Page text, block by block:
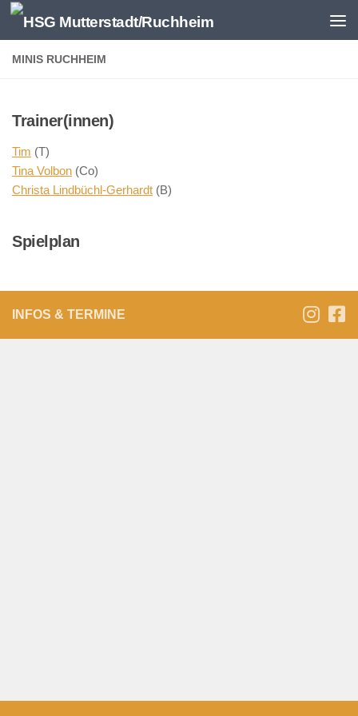
Zum Inhalt springen
MINIS RUCHHEIM
Trainer(innen)
Tim (T)
Tina Volbon (Co)
Christa Lindbüchl-Gerhardt (B)
Spielplan
INFOS & TERMINE